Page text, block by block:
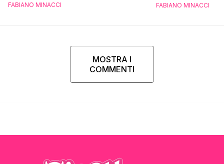
FABIANO MINACCI
Ferrero”
FABIANO MINACCI
MOSTRA I
COMMENTI